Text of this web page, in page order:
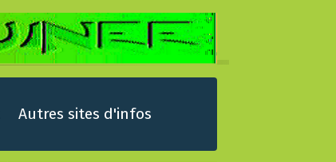
Autres sites d'infos